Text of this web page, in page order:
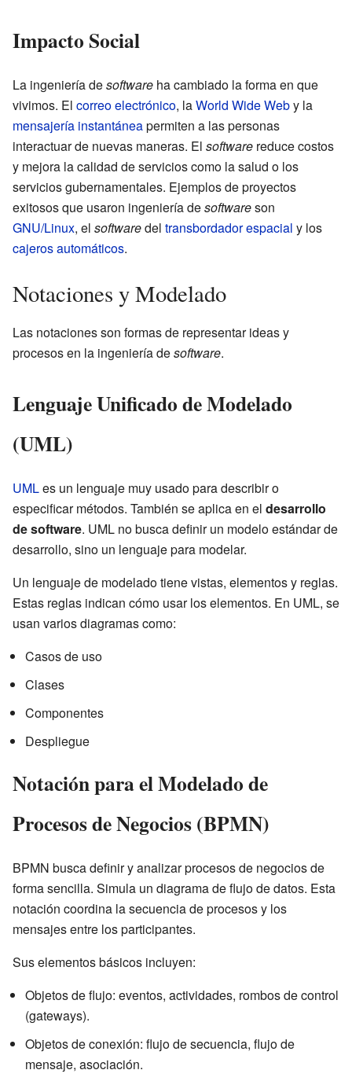
Impacto Social
La ingeniería desoftware ha cambiado la forma en que
vivimos. El correo electrónico, laWorld Wide Weby la
mensajería instantáneapermiten a las personas
interactuar de nuevas maneras. El software reduce costos
y mejora la calidad de servicios como la salud o los
servicios gubernamentales. Ejemplos de proyectos
exitosos que usaron ingeniería desoftwareson
GNU/Linux, el softwaredel transbordador espacial y los
cajeros automáticos.
Notaciones y Modelado
Las notaciones son formas de representar ideas y
procesos en la ingeniería desoftware.
Lenguaje Unificado de Modelado
(UML)
UMLes un lenguaje muy usado para describir o
especificar métodos. También se aplica en el desarrollo
de software. UML no busca definir un modelo estándar de
desarrollo, sino un lenguaje para modelar.
Un lenguaje de modelado tiene vistas, elementos y reglas.
Estas reglas indican cómo usar los elementos. En UML, se
usan varios diagramas como:
Casos de uso
Clases
Componentes
Despliegue
Notación para el Modelado de
Procesos de Negocios (BPMN)
BPMN busca definir y analizar procesos de negocios de
forma sencilla. Simula un diagrama de flujo de datos. Esta
notación coordina la secuencia de procesos y los
mensajes entre los participantes.
Sus elementos básicos incluyen:
Objetos de flujo: eventos, actividades, rombos de control
(gateways).
Objetos de conexión: flujo de secuencia, flujo de
mensaje, asociación.